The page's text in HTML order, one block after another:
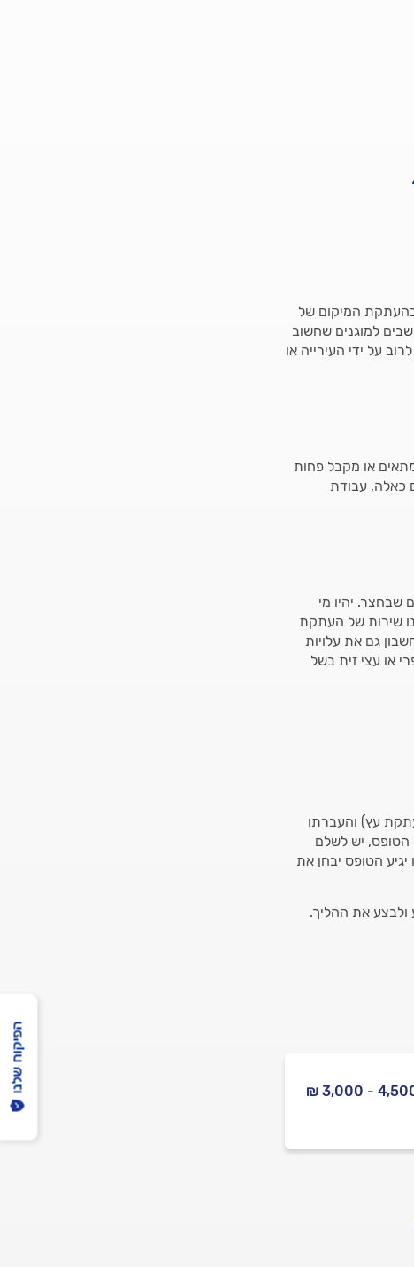
בהעתקת המיקום של
קיימת רשימה מסודרת ומפורטת של כ-70 עצים הנחשבים למוגנים שחשוב
על ידי העירייה או
או מקבל פחות
כאלה, עבודת
יהיו מי
שירות של העתקת
גם את עלויות
או עצי זית בשל
עץ) והעברתו
הטופס, יש לשלם
היערות האזורי אליו יגיע הטופס יבחן את
ולבצע את ההליך.
4,500 -
הפיקוח שלנו